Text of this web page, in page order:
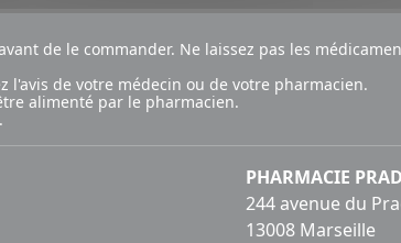
de le commander. Ne laissez pas les
l'avis de votre médecin ou de votre pharmacien.
alimenté par le pharmacien.
PHARMACIE
244 avenue du
13008 Marseille